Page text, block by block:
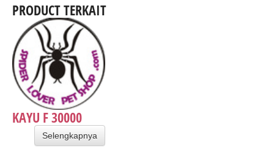
PRODUCT TERKAIT
KAYU F 30000
Selengkapnya